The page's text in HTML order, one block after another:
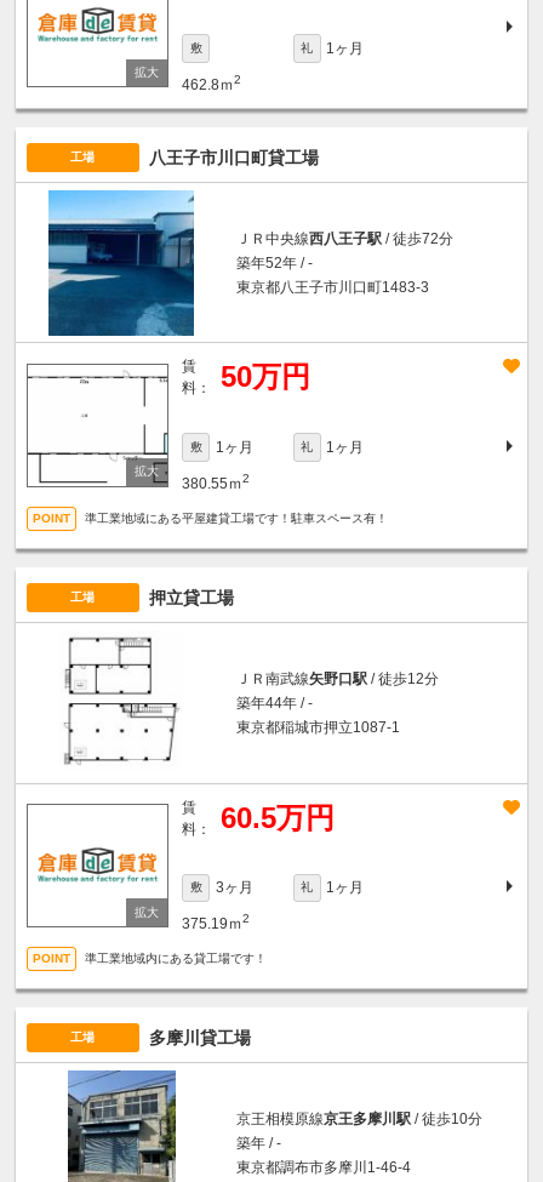
敷 礼 1ヶ月
462.8ｍ2
工場 八王子市川口町貸工場
ＪＲ中央線西八王子駅 / 徒歩72分
築年52年 / -
東京都八王子市川口町1483-3
賃
料：
50万円
敷 1ヶ月 礼 1ヶ月
380.55ｍ2
準工業地域にある平屋建貸工場です！駐車スペース有！
工場 押立貸工場
ＪＲ南武線矢野口駅 / 徒歩12分
築年44年 / -
東京都稲城市押立1087-1
賃
料：
60.5万円
敷 3ヶ月 礼 1ヶ月
375.19ｍ2
準工業地域内にある貸工場です！
工場 多摩川貸工場
京王相模原線京王多摩川駅 / 徒歩10分
築年 / -
東京都調布市多摩川1-46-4